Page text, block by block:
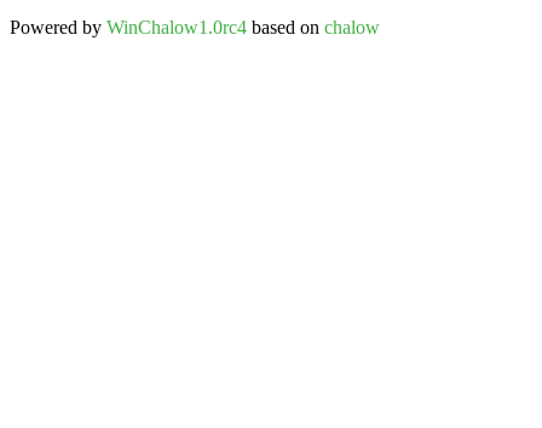
Powered by WinChalow1.0rc4 based on chalow